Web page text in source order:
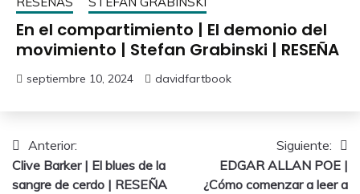
En el compartimiento | El demonio del
movimiento | Stefan Grabinski | RESEÑA
septiembre 10, 2024 davidfartbook
Anterior:
Clive Barker | El blues de la
sangre de cerdo | RESEÑA
Siguiente:
EDGAR ALLAN POE |
¿Cómo comenzar a leer a